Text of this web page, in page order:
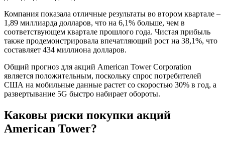
Компания показала отличные результаты во втором квартале –
1,89 миллиарда долларов, что на 6,1% больше, чем в
соответствующем квартале прошлого года. Чистая прибыль
также продемонстрировала впечатляющий рост на 38,1%, что
составляет 434 миллиона долларов.
Общий прогноз для акций American Tower Corporation
является положительным, поскольку спрос потребителей
США на мобильные данные растет со скоростью 30% в год, а
развертывание 5G быстро набирает обороты.
Каковы риски покупки акций
American Tower?